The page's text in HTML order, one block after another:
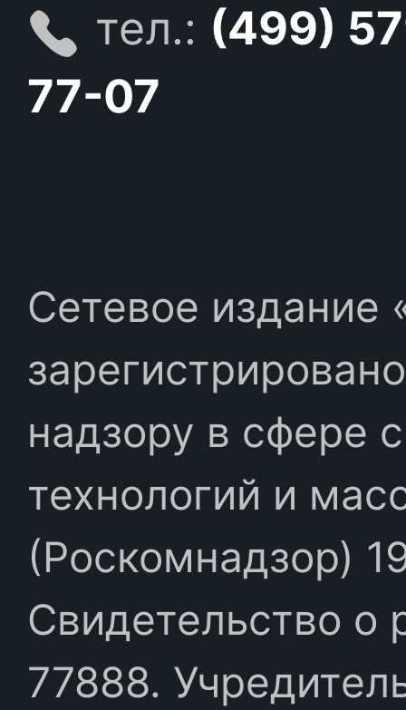
тел.: (499)
77-07
Сетевое издание
надзору в сфере
технологий и
(Роскомнадзор)
Свидетельство
77888.